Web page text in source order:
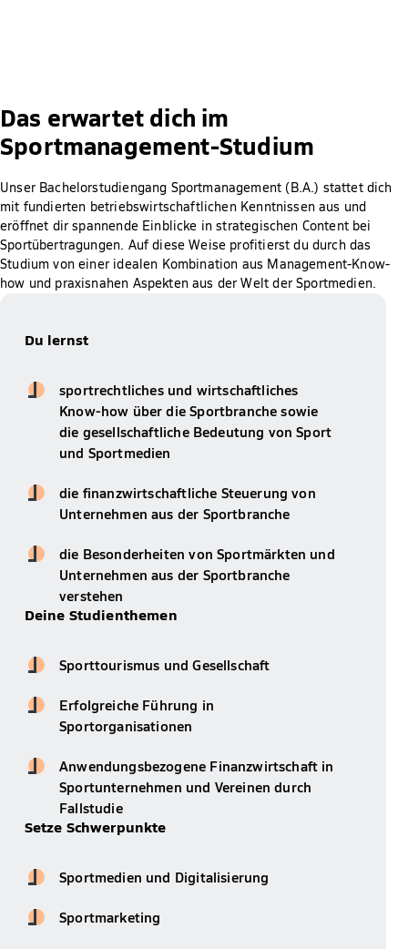
Das erwartet dich im
Sportmanagement-Studium
Unser Bachelorstudiengang Sportmanagement (B.A.) stattet dich
mit fundierten betriebswirtschaftlichen Kenntnissen aus und
eröffnet dir spannende Einblicke in strategischen Content bei
Sportübertragungen. Auf diese Weise profitierst du durch das
Studium von einer idealen Kombination aus Management-Know-
how und praxisnahen Aspekten aus der Welt der Sportmedien.
Du lernst
sportrechtliches und wirtschaftliches
Know-how über die Sportbranche sowie
die gesellschaftliche Bedeutung von Sport
und Sportmedien
die finanzwirtschaftliche Steuerung von
Unternehmen aus der Sportbranche
die Besonderheiten von Sportmärkten und
Unternehmen aus der Sportbranche
verstehen
Deine Studienthemen
Sporttourismus und Gesellschaft
Erfolgreiche Führung in
Sportorganisationen
Anwendungsbezogene Finanzwirtschaft in
Sportunternehmen und Vereinen durch
Fallstudie
Setze Schwerpunkte
Sportmedien und Digitalisierung
Sportmarketing